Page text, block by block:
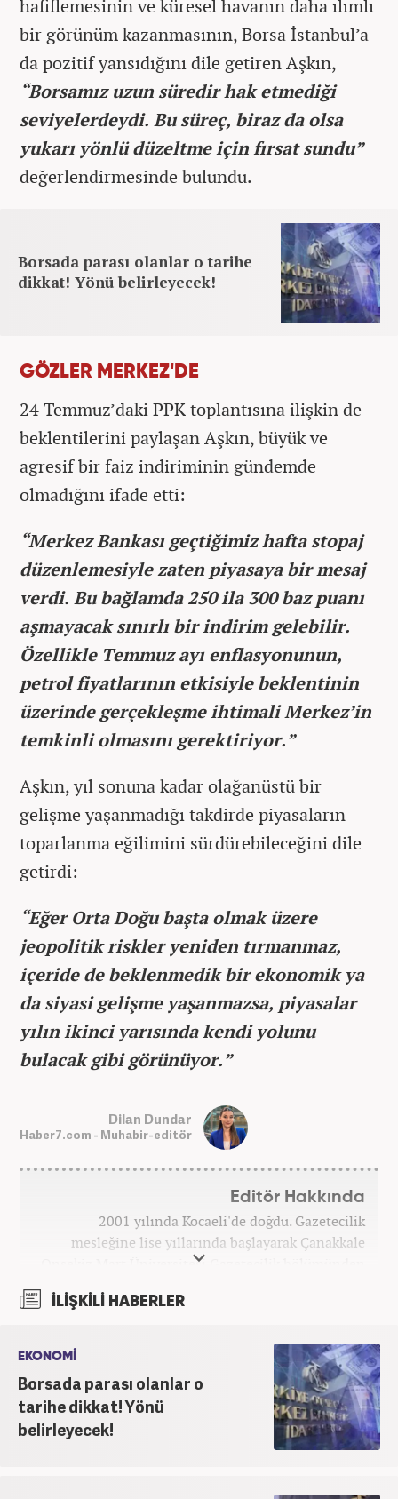
hafiflemesinin ve küresel havanın daha ılımlı
bir görünüm kazanmasının, Borsa İstanbul’a
da pozitif yansıdığını dile getiren Aşkın,
“Borsamız uzun süredir hak etmediği
seviyelerdeydi. Bu süreç, biraz da olsa
yukarı yönlü düzeltme için fırsat sundu”
değerlendirmesinde bulundu.
Borsada parası olanlar o tarihe
dikkat! Yönü belirleyecek!
GÖZLER MERKEZ'DE
24 Temmuz’daki PPK toplantısına ilişkin de
beklentilerini paylaşan Aşkın, büyük ve
agresif bir faiz indiriminin gündemde
olmadığını ifade etti:
“Merkez Bankası geçtiğimiz hafta stopaj
düzenlemesiyle zaten piyasaya bir mesaj
verdi. Bu bağlamda 250 ila 300 baz puanı
aşmayacak sınırlı bir indirim gelebilir.
Özellikle Temmuz ayı enflasyonunun,
petrol fiyatlarının etkisiyle beklentinin
üzerinde gerçekleşme ihtimali Merkez’in
temkinli olmasını gerektiriyor.”
Aşkın, yıl sonuna kadar olağanüstü bir
gelişme yaşanmadığı takdirde piyasaların
toparlanma eğilimini sürdürebileceğini dile
getirdi:
“Eğer Orta Doğu başta olmak üzere
jeopolitik riskler yeniden tırmanmaz,
içeride de beklenmedik bir ekonomik ya
da siyasi gelişme yaşanmazsa, piyasalar
yılın ikinci yarısında kendi yolunu
bulacak gibi görünüyor.”
Dilan Dundar
Haber7.com - Muhabir-editör
Editör Hakkında
2001 yılında Kocaeli'de doğdu. Gazetecilik
mesleğine lise yıllarında başlayarak Çanakkale
Onsekiz Mart Üniversitesi Gazetecilik bölümünden
hayatında sunucu, editör, muhabir gibi birçok
'Özel Haberler Muhabiri' olarak devam etmektedir.
İLİŞKİLİ HABERLER
EKONOMİ
Borsada parası olanlar o
tarihe dikkat! Yönü
belirleyecek!